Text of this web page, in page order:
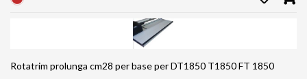
Rotatrim prolunga cm28 per base per DT1850 T1850 FT 1850